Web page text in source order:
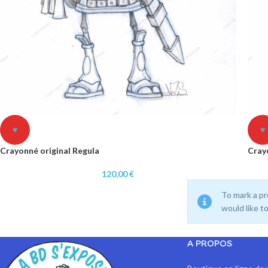
♥
Crayonné original Regula
120,00€
♥
To mark a
would like
A PROPOS